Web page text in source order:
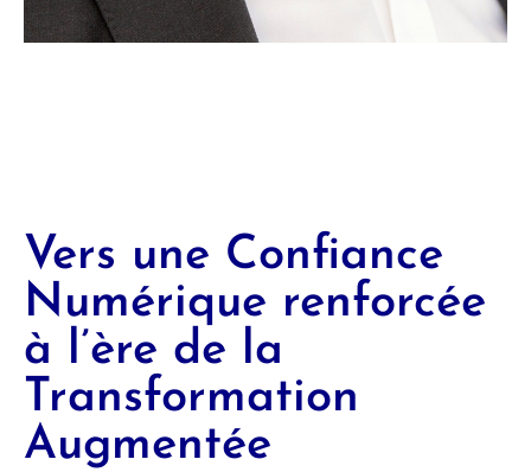
Vers une Confiance
Numérique renforcée
à l’ère de la
Transformation
Augmentée